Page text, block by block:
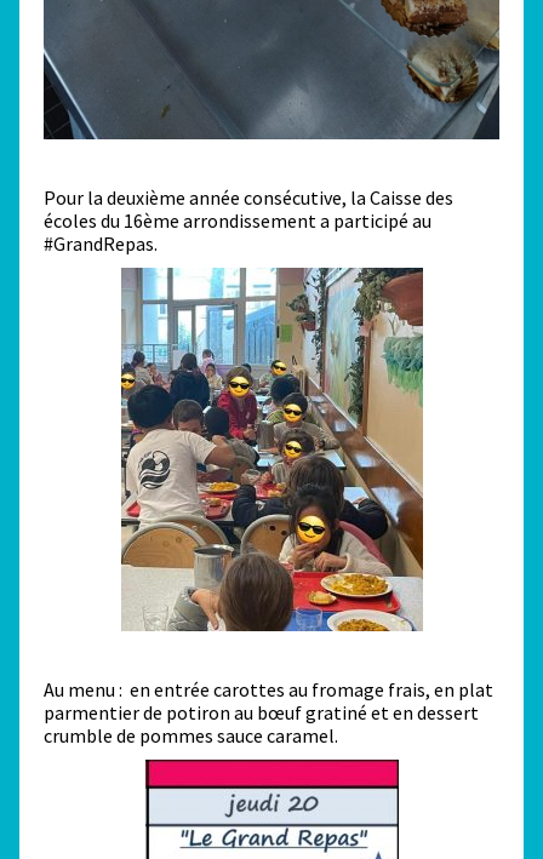
Pour la deuxième année consécutive, la Caisse des
écoles du 16ème arrondissement a participé au
#GrandRepas.
Au menu : en entrée carottes au fromage frais, en plat
parmentier de potiron au bœuf gratiné et en dessert
crumble de pommes sauce caramel.